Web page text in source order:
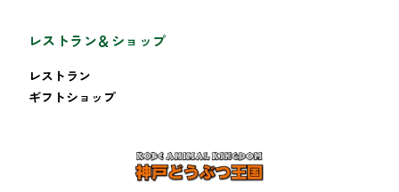
レストラン＆ショップ
レストラン
ギフトショップ